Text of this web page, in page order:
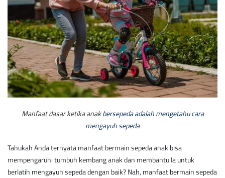
Manfaat dasar ketika anakbersepeda adalah mengetahu cara
mengayuh sepeda
Tahukah Anda ternyata manfaat bermain sepeda anak bisa
mempengaruhi tumbuh kembang anak dan membantu Ia untuk
berlatih mengayuh sepeda dengan baik? Nah, manfaat bermain sepeda